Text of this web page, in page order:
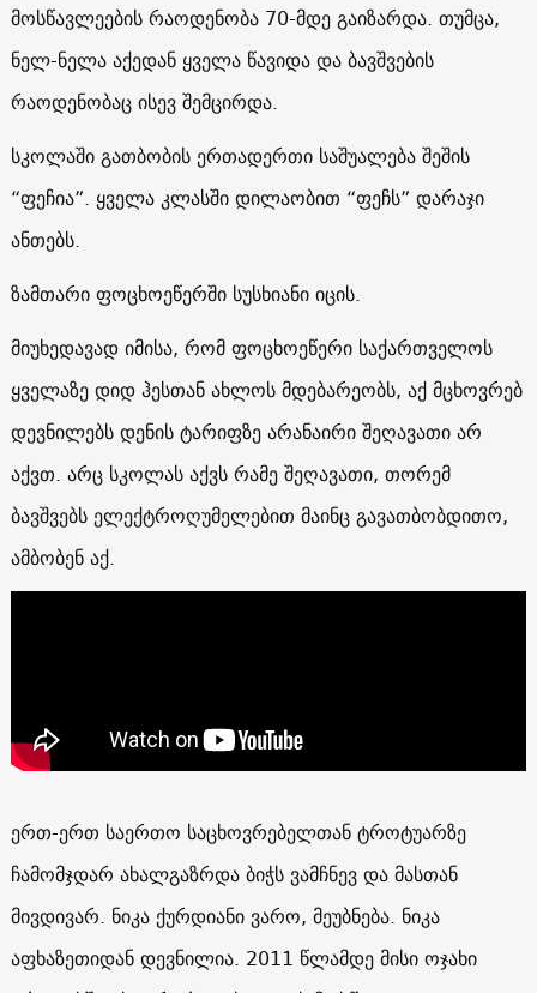
მოსწავლეების რაოდენობა 70-მდე გაიზარდა. თუმცა,
ნელ-ნელა აქედან ყველა წავიდა და ბავშვების
რაოდენობაც ისევ შემცირდა.
სკოლაში გათბობის ერთადერთი საშუალება შეშის
“ფეჩია”. ყველა კლასში დილაობით “ფეჩს” დარაჯი
ანთებს.
ზამთარი ფოცხოეწერში სუსხიანი იცის.
მიუხედავად იმისა, რომ ფოცხოეწერი საქართველოს
ყველაზე დიდ ჰესთან ახლოს მდებარეობს, აქ მცხოვრებ
დევნილებს დენის ტარიფზე არანაირი შეღავათი არ
აქვთ. არც სკოლას აქვს რამე შეღავათი, თორემ
ბავშვებს ელექტროღუმელებით მაინც გავათბობდითო,
ამბობენ აქ.
ერთ-ერთ საერთო საცხოვრებელთან ტროტუარზე
ჩამომჯდარ ახალგაზრდა ბიჭს ვამჩნევ და მასთან
მივდივარ. ნიკა ქურდიანი ვარო, მეუბნება. ნიკა
აფხაზეთიდან დევნილია. 2011 წლამდე მისი ოჯახი